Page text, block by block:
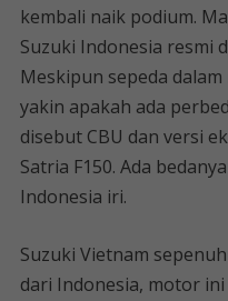
kembali naik podium.
Suzuki Indonesia resmi
Meskipun sepeda
yakin apakah ada
disebut CBU dan versi
Satria F150. Ada
Indonesia iri.
Suzuki Vietnam
dari Indonesia, motor